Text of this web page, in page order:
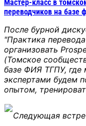
Мастер-класс в
переводчиков на базе
После бурной
"Практика
организовать
(Томское
базе ФИЯ ТГПУ,
экспертами будем
опытом,
Следующая